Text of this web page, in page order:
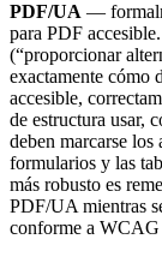
PDF/UA —
para PDF
(“proporcionar
exactamente cómo
accesible,
de estructura usar,
deben marcarse
formularios y las
más robusto es
PDF/UA mientras
conforme a WCAG